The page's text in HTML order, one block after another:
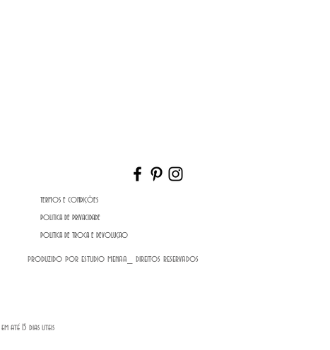
TERMOS E CONDIÇÕES
POLITICA DE PRIVACIDADE
POLITICA DE TROCA E DEVOLUÇAO
produzido por estudio menaa_ direitos reservados
15 dias uteis